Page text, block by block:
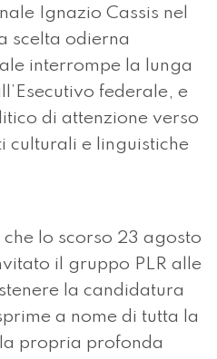
Ignazio Cassis nel
scelta odierna
interrompe la lunga
federale, e
di attenzione verso
culturali e linguistiche
lo scorso 23 agosto
il gruppo PLR alle
la candidatura
a nome di tutta la
propria profonda